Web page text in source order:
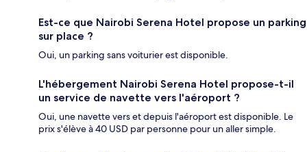
Est-ce que Nairobi Serena Hotel propose un parking
sur place ?
Oui, un parking sans voiturier est disponible.
L'hébergement Nairobi Serena Hotel propose-t-il
un service de navette vers l'aéroport ?
Oui, une navette vers et depuis l'aéroport est disponible. Le
prix s'élève à 40 USD par personne pour un aller simple.